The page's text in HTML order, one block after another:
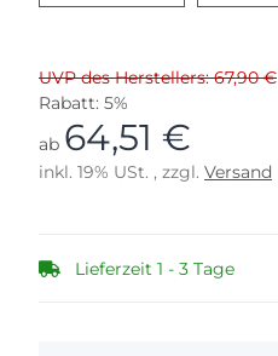
UVP des Herstellers: 67,90 €
Rabatt: 5%
ab 64,51 €
inkl. 19% USt. , zzgl. Versand
Lieferzeit 1 - 3 Tage